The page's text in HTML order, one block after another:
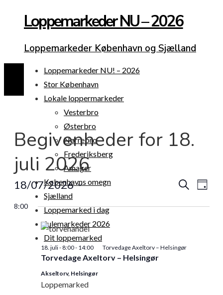
Loppemarkeder NU – 2026
Loppemarkeder København og Sjælland
Loppemarkeder NU! – 2026
Stor København
Lokale loppermarkeder
Vesterbro
Østerbro
Nørrebro
Frederiksberg
Amager
Københavns omegn
Sjælland
Loppemarked i dag
Julemarkeder 2026
Dit loppemarked
Begivenheder for 18.
juli 2026
Søg
efter
Dag
18/07/2026
8:00
Torvedage Axeltorv – Helsingør
18. juli - 8:00- 14:00 Torvedage Axeltorv – Helsingør
Akseltorv, Helsingør
Loppemarked